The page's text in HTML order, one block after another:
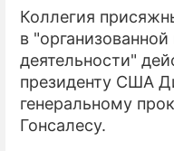
Коллегия
в
деятельности"
президенту США
генеральному
Гонсалесу.